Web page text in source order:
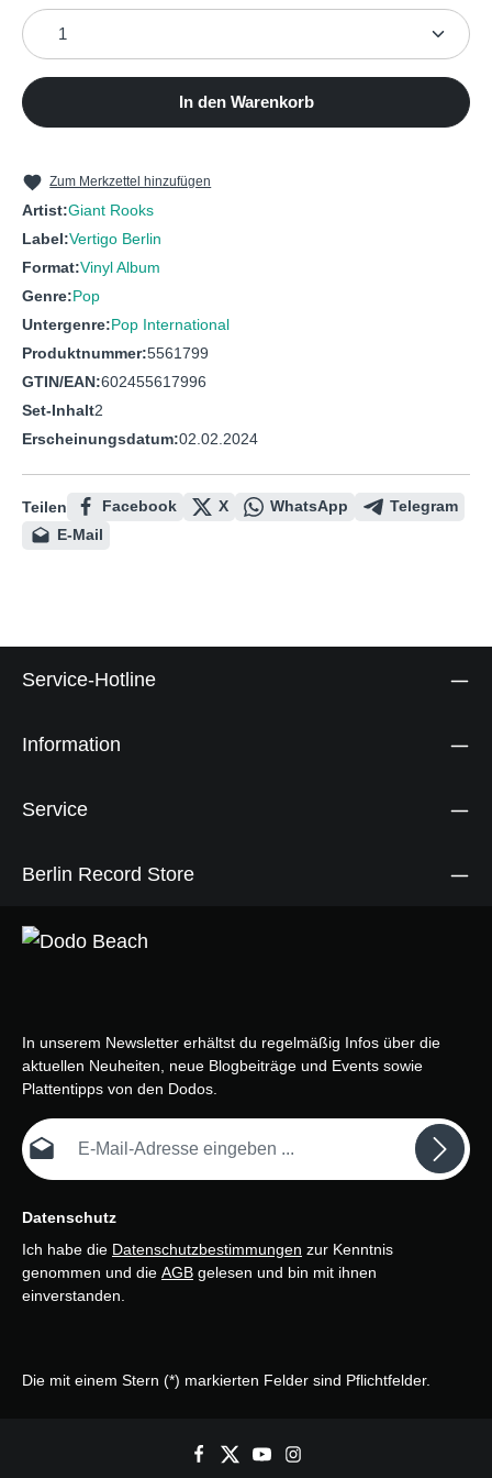
Produkt Anzahl: Gib den gewünschten Wert ein
In den Warenkorb
Zum Merkzettel hinzufügen
Artist:Giant Rooks
Label:Vertigo Berlin
Format:Vinyl Album
Genre:Pop
Untergenre:Pop International
Produktnummer:5561799
GTIN/EAN:602455617996
Set-Inhalt2
Erscheinungsdatum:02.02.2024
Teilen Facebook X WhatsApp
Telegram
E-Mail
Service-Hotline
Information
Service
Berlin Record Store
In unserem Newsletter erhältst du regelmäßig Infos über die
aktuellen Neuheiten, neue Blogbeiträge und Events sowie
Plattentipps von den Dodos.
E-Mail-Adresse*
Datenschutz
Ich habe die Datenschutzbestimmungen zur Kenntnis
genommen und die AGB gelesen und bin mit ihnen
einverstanden.
Die mit einem Stern (*) markierten Felder sind Pflichtfelder.